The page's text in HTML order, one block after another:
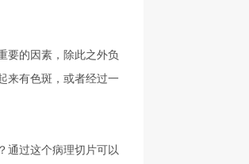
要的因素，除此之外负
来有色斑，或者经过一
通过这个病理切片可以